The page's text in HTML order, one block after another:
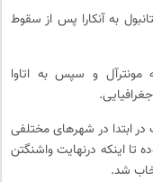
به آنکارا پس از سقوط
مونترآل و سپس به اتاوا
در ابتدا در شهرهای مختلفی
تا اینکه درنهایت واشنگتن
شد.